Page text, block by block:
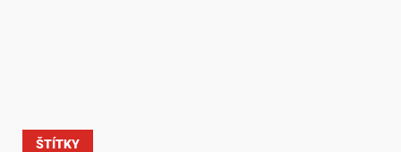
ŠTÍTKY